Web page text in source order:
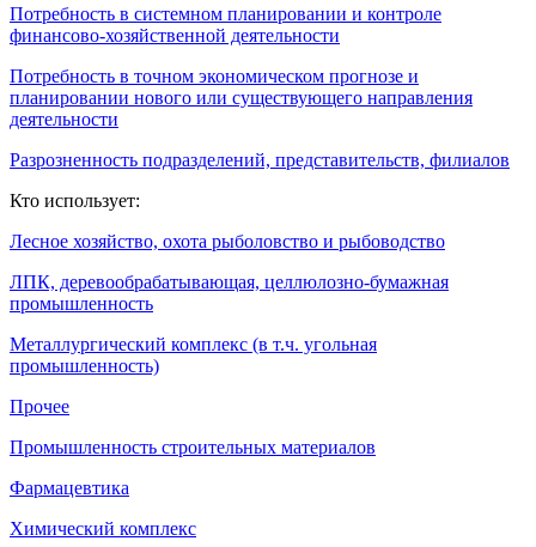
Потребность в системном планировании и контроле
финансово-хозяйственной деятельности
Потребность в точном экономическом прогнозе и
планировании нового или существующего направления
деятельности
Разрозненность подразделений, представительств, филиалов
Кто использует:
Лесное хозяйство, охота рыболовство и рыбоводство
ЛПК, деревообрабатывающая, целлюлозно-бумажная
промышленность
Металлургический комплекс (в т.ч. угольная
промышленность)
Прочее
Промышленность строительных материалов
Фармацевтика
Химический комплекс